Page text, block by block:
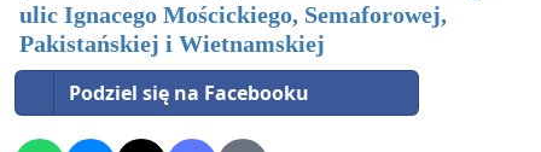
ulic Ignacego Mościckiego, Semaforowej,
Pakistańskiej i Wietnamskiej
Podziel się na Facebooku